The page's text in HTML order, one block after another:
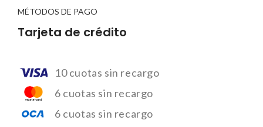
MÉTODOS DE PAGO
Tarjeta de crédito
10 cuotas sin recargo
6 cuotas sin recargo
6 cuotas sin recargo